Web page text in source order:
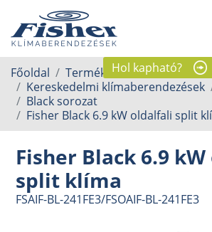
Hol kapható?
Főoldal
Termékek
Kereskedelmi klímaberendezések
Black sorozat
Fisher Black 6.9 kW oldalfali split
Fisher Black 6.9
split klíma
FSAIF-BL-241FE3/FSOAIF-BL-241FE3